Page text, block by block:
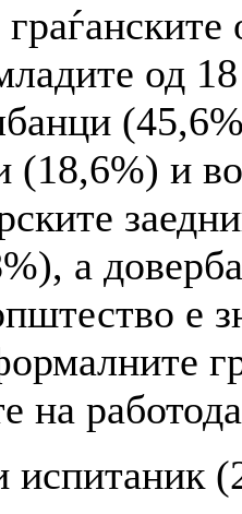
од
(18,6%) и
а
е
на
испитаник